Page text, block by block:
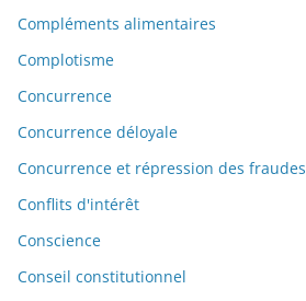
Compléments alimentaires
Complotisme
Concurrence
Concurrence déloyale
Concurrence et répression des fraudes
Conflits d'intérêt
Conscience
Conseil constitutionnel